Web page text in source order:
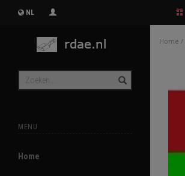
NL
MENU
Home
Home /